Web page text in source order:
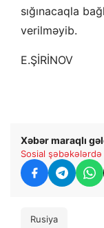
sığınacaqla
verilməyib.
E.ŞİRİNOV
Xəbər maraqlı
Sosial şəbəkələrdə
Rusiya